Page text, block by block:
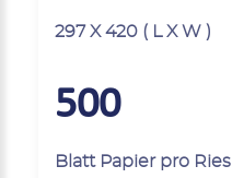
297 X 420 ( L X W )
500
Blatt Papier pro Ries